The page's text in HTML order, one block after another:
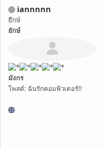
iannnnn
ยึกษ์
ยักษ์
มังกร
โพสต์: ฉันรักคอมพิวเตอร์!!